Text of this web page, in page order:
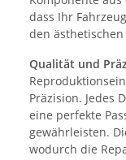
dass Ihr
den
Qualität und
Präzision. Jedes
eine perfekte
gewährleisten.
wodurch die